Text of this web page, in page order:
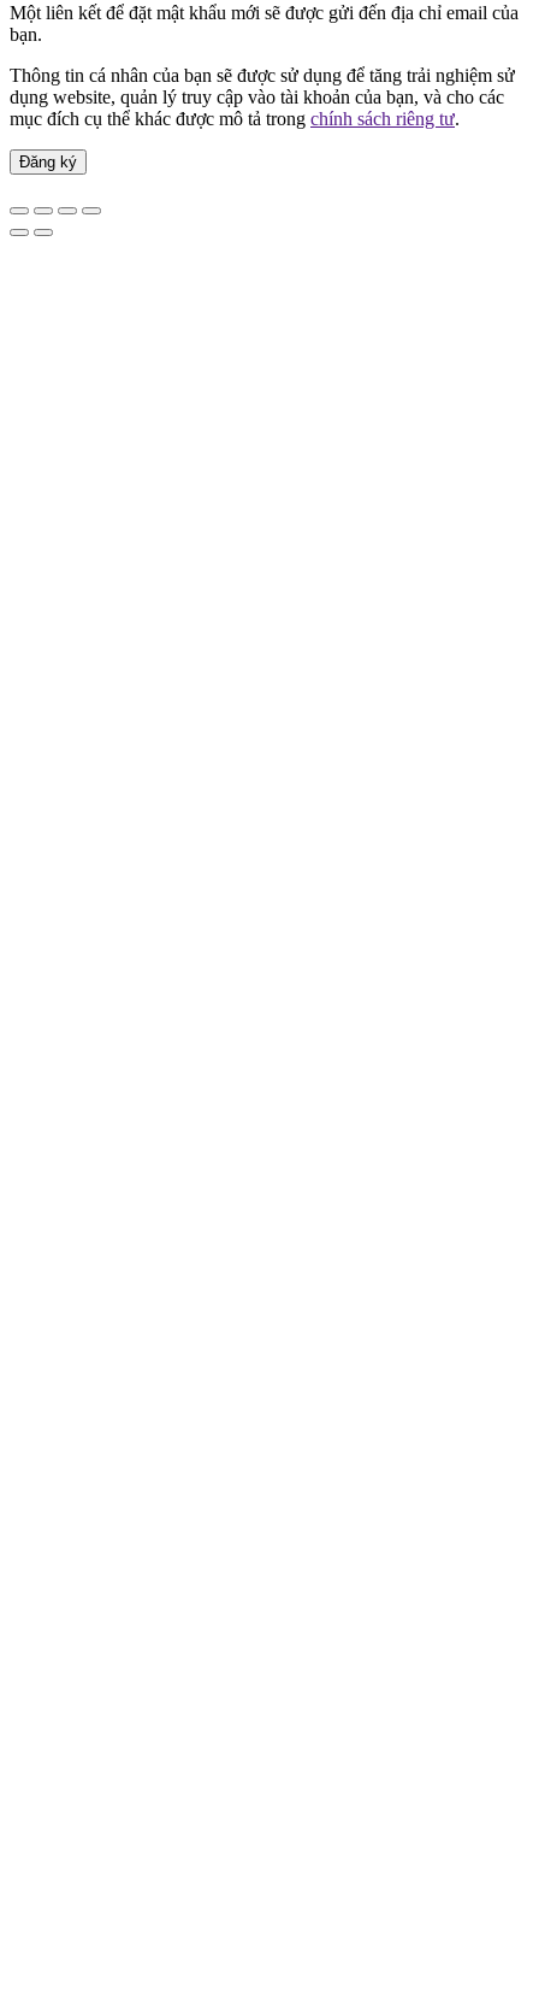
Một liên kết để đặt mật khẩu mới sẽ được gửi đến địa chỉ email của
bạn.
Thông tin cá nhân của bạn sẽ được sử dụng để tăng trải nghiệm sử
dụng website, quản lý truy cập vào tài khoản của bạn, và cho các
mục đích cụ thể khác được mô tả trong chính sách riêng tư.
Đăng ký